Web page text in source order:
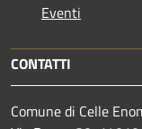
Eventi
CONTATTI
Comune di Celle